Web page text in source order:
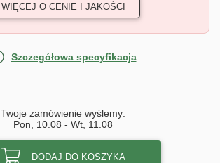
WIĘCEJ O CENIE I JAKOŚCI
Szczegółowa specyfikacja
Twoje zamówienie wyślemy:
Pon, 10.08 - Wt, 11.08
DODAJ DO KOSZYKA